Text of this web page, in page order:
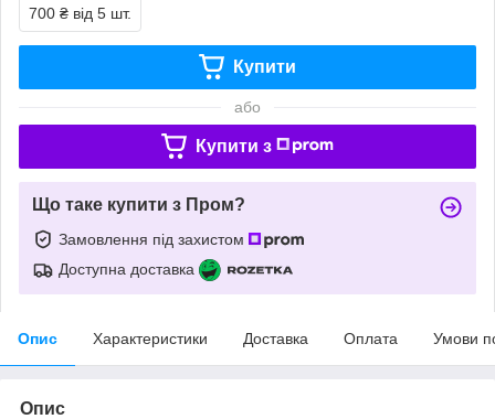
700 ₴ від 5 шт.
Купити
або
Купити з
Що таке купити з Пром?
Замовлення під захистом
Доступна доставка
Опис Характеристики Доставка Оплата Умови
Опис